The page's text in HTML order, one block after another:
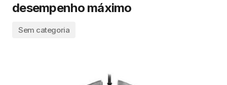
desempenho máximo
Sem categoria